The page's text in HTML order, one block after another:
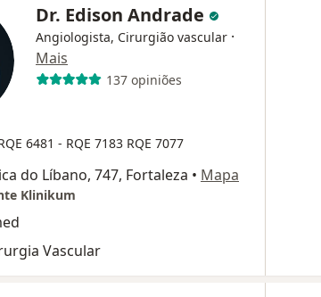
Dr. Edison Andrade
Angiologista, Cirurgião vascular ·
Mais
137 opiniões
6481 - RQE 7183 RQE 7077
do Líbano, 747, Fortaleza • Mapa
Klinikum
Vascular